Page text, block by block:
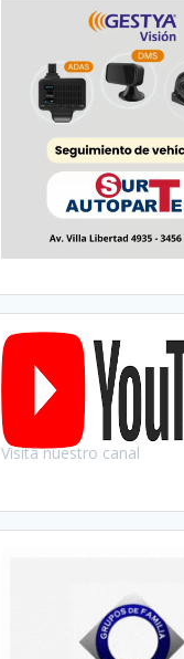
Visitá nuestro canal